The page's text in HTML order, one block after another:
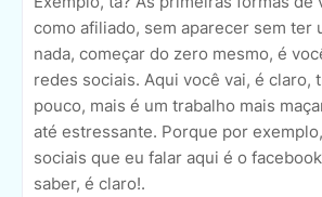
como afiliado, sem aparecer sem ter
nada, começar do zero mesmo, é
redes sociais. Aqui você vai, é claro,
pouco, mais é um trabalho mais
até estressante. Porque por
sociais que eu falar aqui é o
saber, é claro!.